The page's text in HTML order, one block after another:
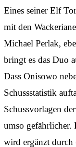
Eines seiner Elf
mit den
Michael Perlak,
bringt es das Duo
Dass Onisowo
Schussstatistik
Schussvorlagen
umso gefährlicher.
wird ergänzt durch